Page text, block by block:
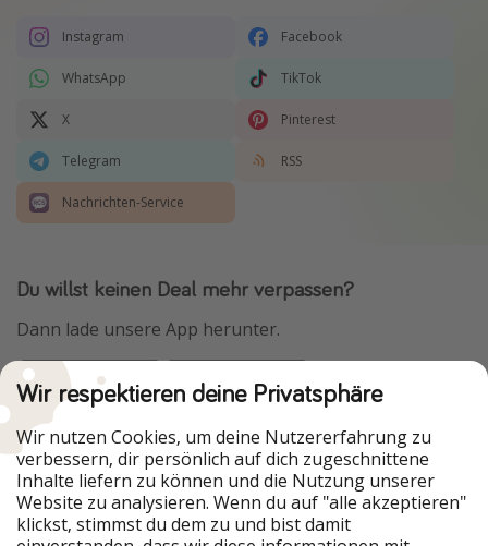
Instagram Facebook
WhatsApp TikTok
X Pinterest
Telegram RSS
Nachrichten-Service
Du willst keinen Deal mehr verpassen?
Dann lade unsere App herunter.
Urlaubspiraten ist Teil der HolidayPirates Group
Unsere Märkte
PiratinViaggio
HolidayPirates
VakantiePiraten
WakacyjniPiraci
Wir respektieren deine Privatsphäre
Wir nutzen Cookies, um deine Nutzererfahrung zu
verbessern, dir persönlich auf dich zugeschnittene
Inhalte liefern zu können und die Nutzung unserer
Website zu analysieren. Wenn du auf "alle akzeptieren"
klickst, stimmst du dem zu und bist damit